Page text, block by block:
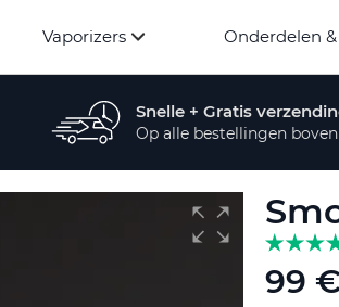
Vaporizers Onderdelen &
Snelle + Gratis
Op alle bestellingen
99